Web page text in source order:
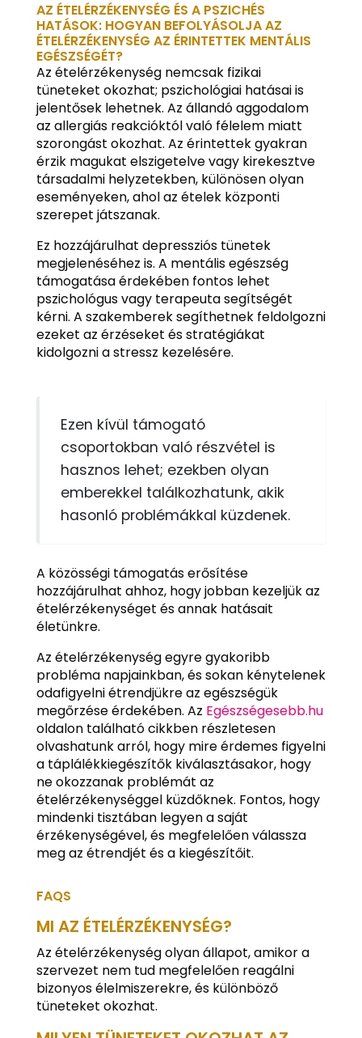
AZ ÉTELÉRZÉKENYSÉG ÉS A PSZICHÉS
HATÁSOK: HOGYAN BEFOLYÁSOLJA AZ
ÉTELÉRZÉKENYSÉG AZ ÉRINTETTEK MENTÁLIS
EGÉSZSÉGÉT?
Az ételérzékenység nemcsak fizikai
tüneteket okozhat; pszichológiai hatásai is
jelentősek lehetnek. Az állandó aggodalom
az allergiás reakcióktól való félelem miatt
szorongást okozhat. Az érintettek gyakran
érzik magukat elszigetelve vagy kirekesztve
társadalmi helyzetekben, különösen olyan
eseményeken, ahol az ételek központi
szerepet játszanak.
Ez hozzájárulhat depressziós tünetek
megjelenéséhez is. A mentális egészség
támogatása érdekében fontos lehet
pszichológus vagy terapeuta segítségét
kérni. A szakemberek segíthetnek feldolgozni
ezeket az érzéseket és stratégiákat
kidolgozni a stressz kezelésére.
Ezen kívül támogató
csoportokban való részvétel is
hasznos lehet; ezekben olyan
emberekkel találkozhatunk, akik
hasonló problémákkal küzdenek.
A közösségi támogatás erősítése
hozzájárulhat ahhoz, hogy jobban kezeljük az
ételérzékenységet és annak hatásait
életünkre.
Az ételérzékenység egyre gyakoribb
probléma napjainkban, és sokan kénytelenek
odafigyelni étrendjükre az egészségük
megőrzése érdekében. Az Egészségesebb.hu
oldalon található cikkben részletesen
olvashatunk arról, hogy mire érdemes figyelni
a táplálékkiegészítők kiválasztásakor, hogy
ne okozzanak problémát az
ételérzékenységgel küzdőknek. Fontos, hogy
mindenki tisztában legyen a saját
érzékenységével, és megfelelően válassza
meg az étrendjét és a kiegészítőit.
FAQS
MI AZ ÉTELÉRZÉKENYSÉG?
Az ételérzékenység olyan állapot, amikor a
szervezet nem tud megfelelően reagálni
bizonyos élelmiszerekre, és különböző
tüneteket okozhat.